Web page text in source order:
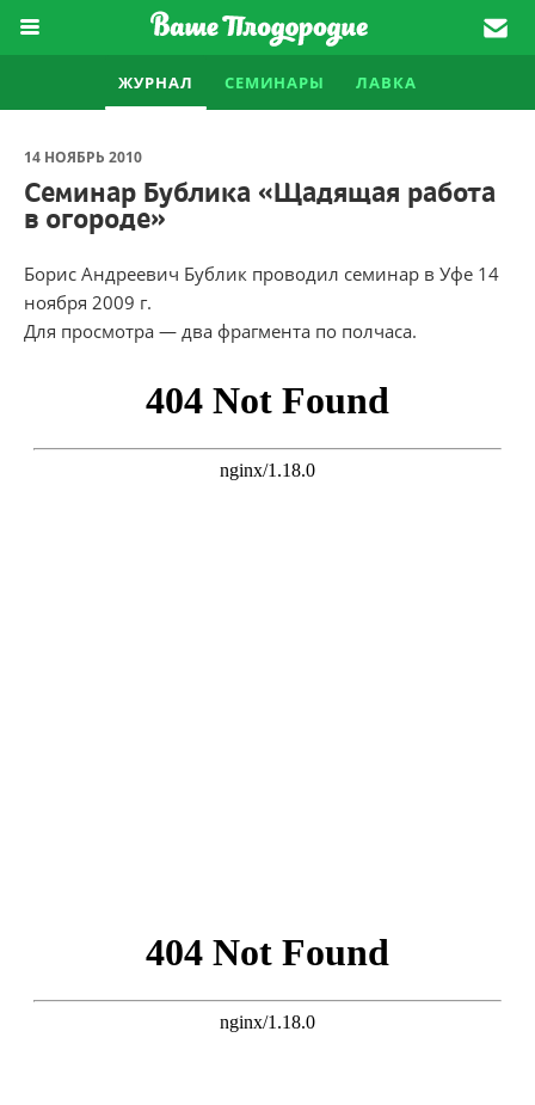
ЖУРНАЛ СЕМИНАРЫ ЛАВКА
14 НОЯБРЬ 2010
Семинар Бублика «Щадящая работа
в огороде»
Борис Андреевич Бублик проводил семинар в Уфе 14
ноября 2009 г.
Для просмотра — два фрагмента по полчаса.